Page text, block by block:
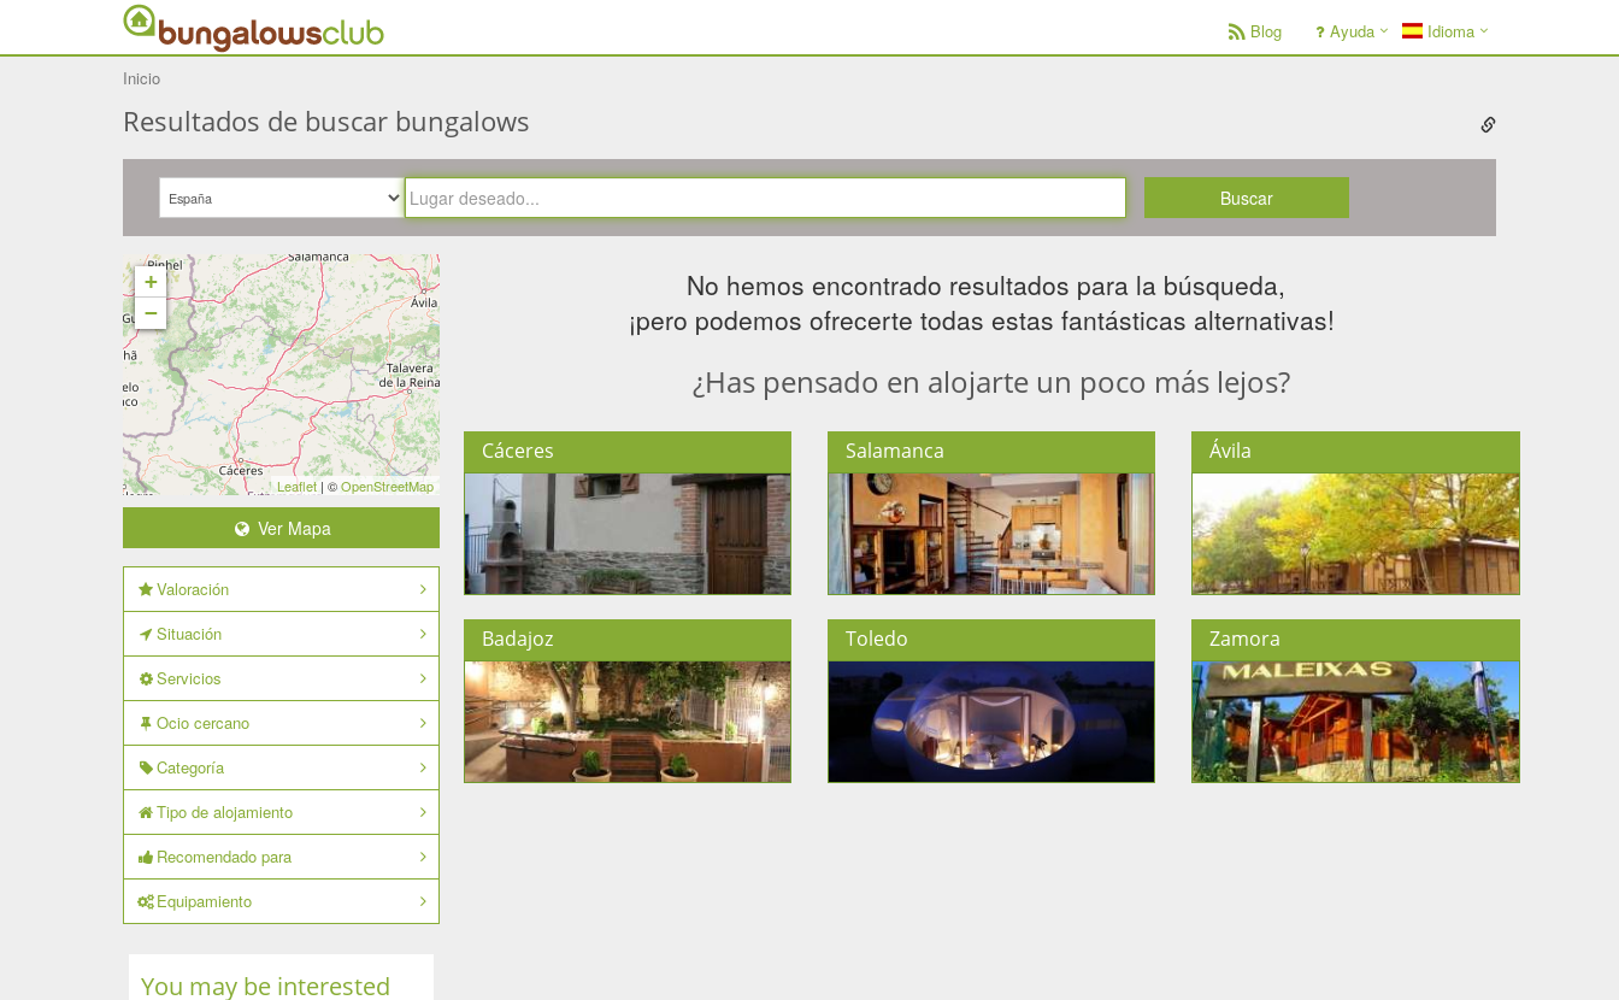
Blog Ayuda Idioma
Inicio
Resultados de buscar bungalows
Buscar
No hemos encontrado resultados para la búsqueda,
¡pero podemos ofrecerte todas estas fantásticas alternativas! ​
¿Has pensado en alojarte un poco más lejos?
Cáceres Salamanca Ávila
Badajoz Toledo Zamora
+
−
Leaflet| ©OpenStreetMap
Ver Mapa
Valoración
Situación
Servicios
Ocio cercano
Categoría
Tipo de alojamiento
Recomendado para
Equipamiento
You may be interested